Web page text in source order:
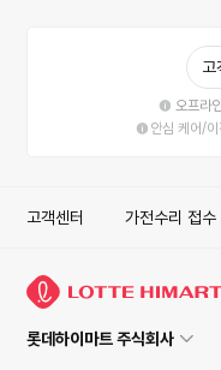
고
오프라
안심 케어/
고객센터 가전수리 접수
롯데하이마트 주식회사